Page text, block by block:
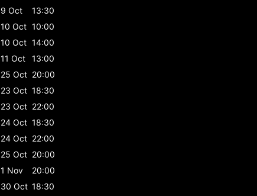
9 Oct
13:30
10 Oct 10:00
10 Oct 14:00
11 Oct
13:00
25 Oct 20:00
23 Oct 18:30
23 Oct 22:00
24 Oct 18:30
24 Oct 22:00
25 Oct 20:00
1 Nov
20:00
30 Oct 18:30